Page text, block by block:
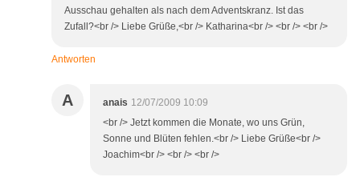
Ausschau gehalten als nach dem Adventskranz. Ist das
Zufall?<br /> Liebe Grüße,<br /> Katharina<br /> <br /> <br />
Antworten
A anais 12/07/2009 10:09
<br /> Jetzt kommen die Monate, wo uns Grün,
Sonne und Blüten fehlen.<br /> Liebe Grüße<br />
Joachim<br /> <br /> <br />